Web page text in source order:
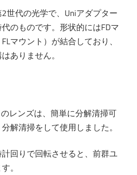
世代の光学で、Uniアダプター
のものです。形状的にはFDマ
マウント）が結合しており、
ありません。
のレンズは、簡単に分解清掃可
解清掃をして使用しました。
回りで回転させると、前群ユ
。